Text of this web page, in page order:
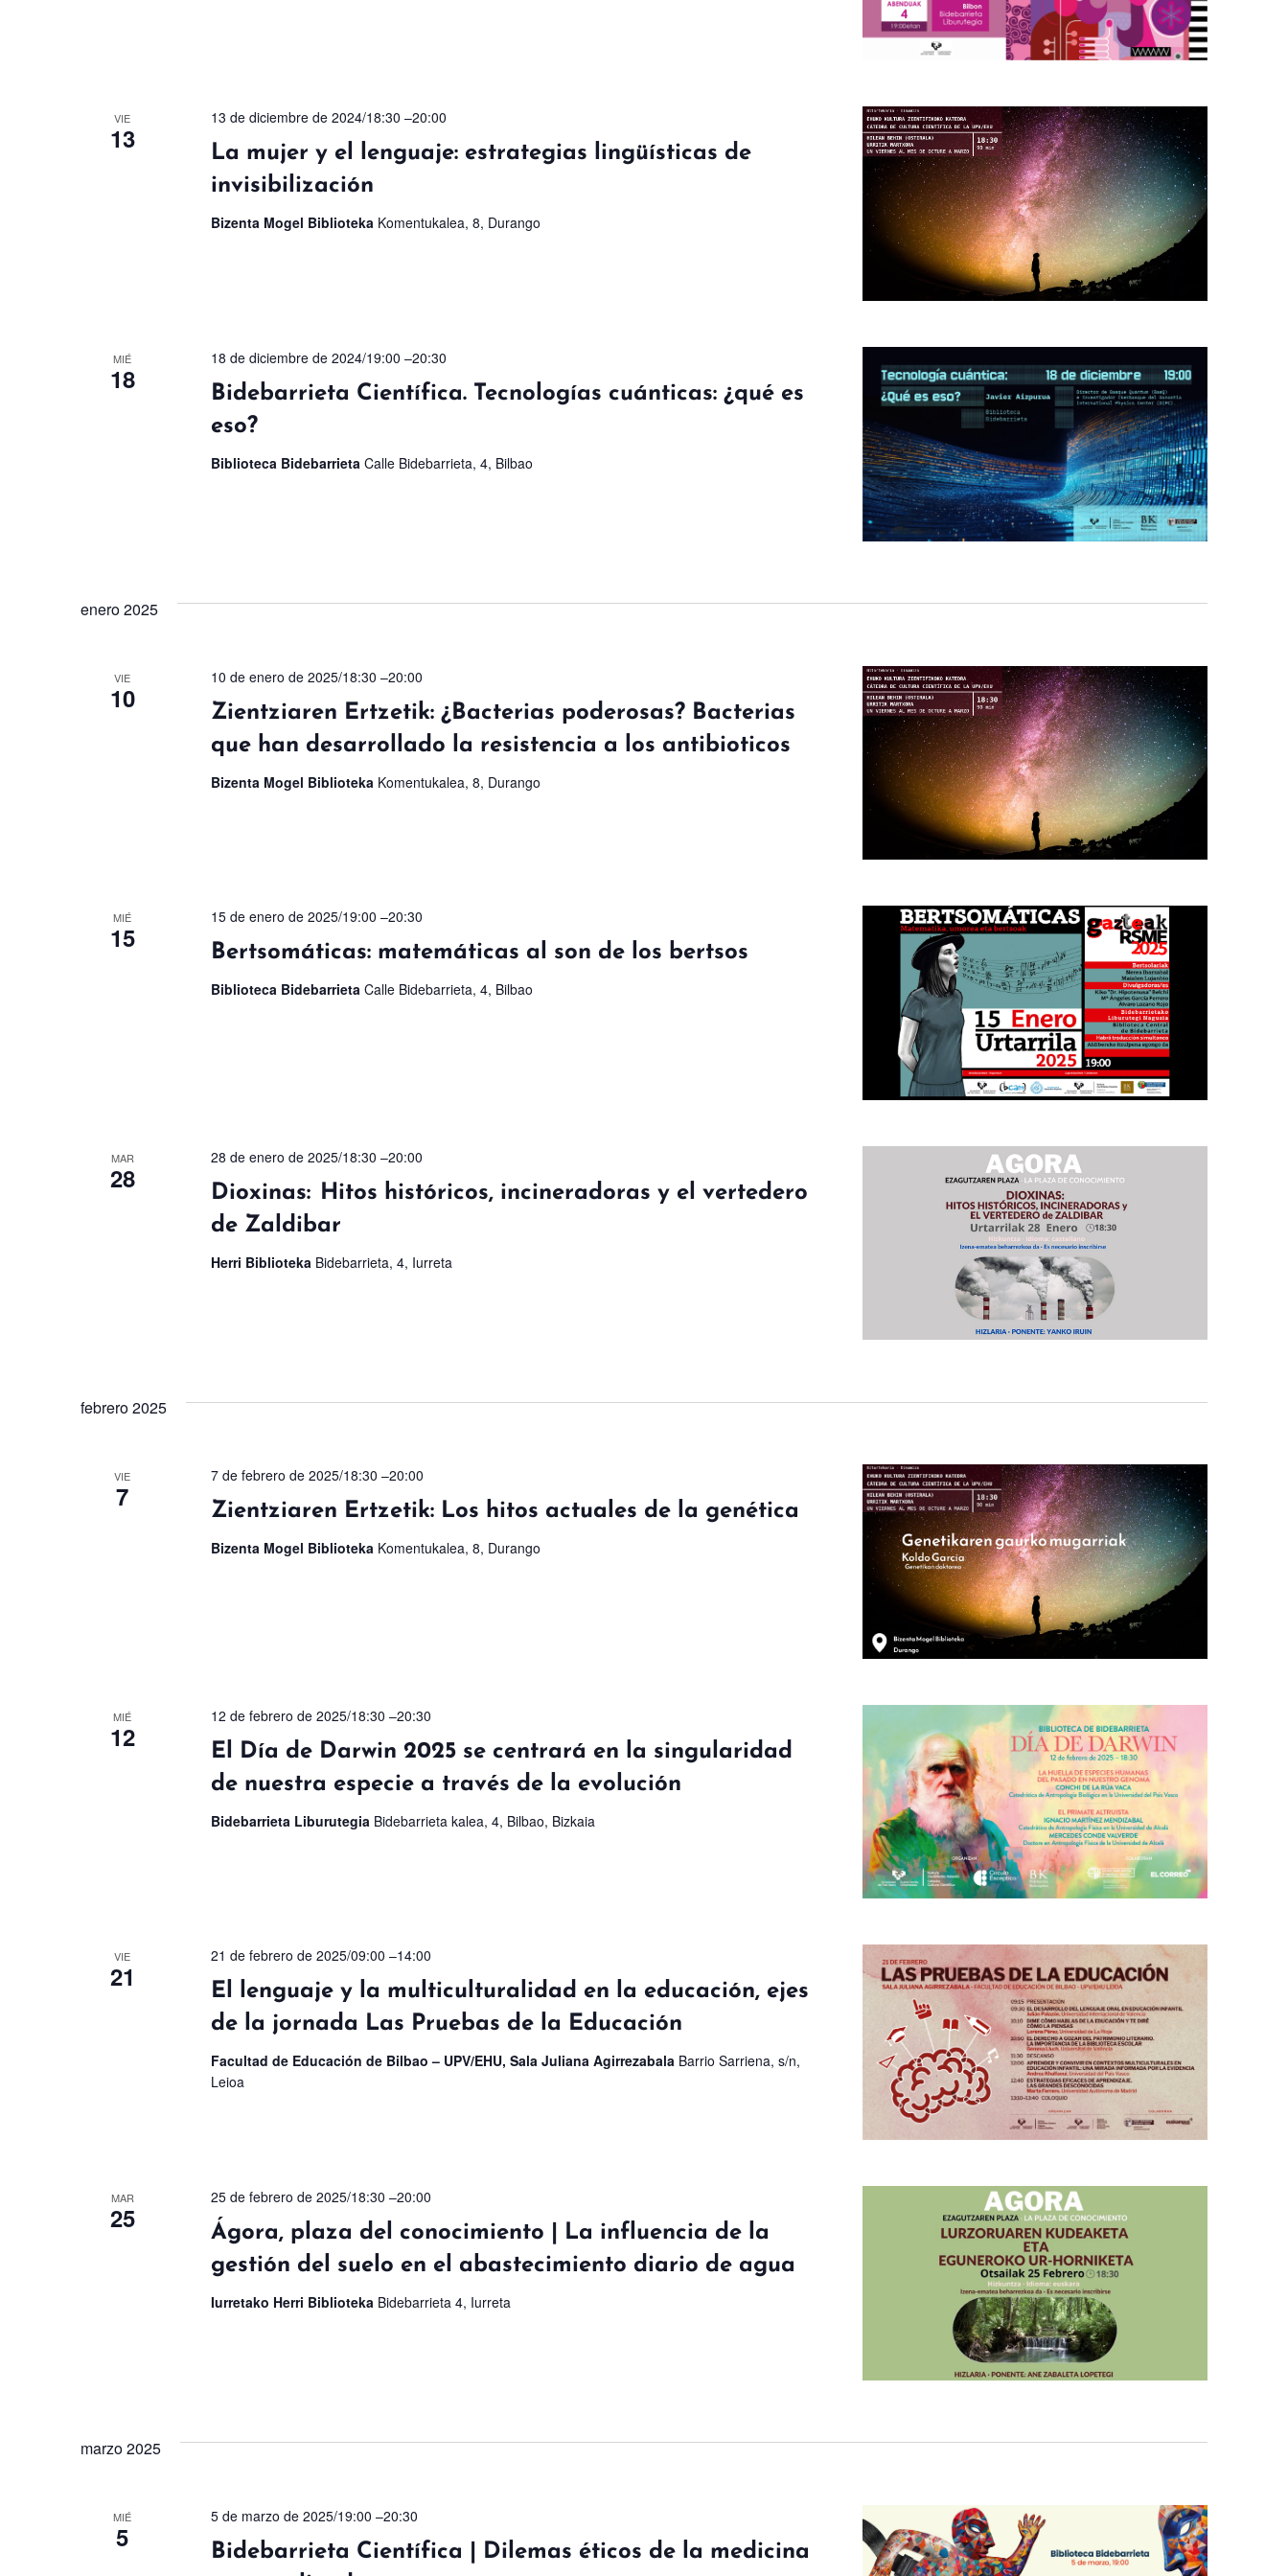
VIE
13
13 de diciembre de 2024/18:30 –20:00
La mujer y el lenguaje: estrategias lingüísticas de
invisibilización
Bizenta Mogel Biblioteka Komentukalea, 8, Durango
MIÉ
18
18 de diciembre de 2024/19:00 –20:30
Bidebarrieta Científica. Tecnologías cuánticas: ¿qué es
eso?
Biblioteca Bidebarrieta Calle Bidebarrieta, 4, Bilbao
enero 2025
VIE
10
10 de enero de 2025/18:30 –20:00
Zientziaren Ertzetik: ¿Bacterias poderosas? Bacterias
que han desarrollado la resistencia a los antibioticos
Bizenta Mogel Biblioteka Komentukalea, 8, Durango
MIÉ
15
15 de enero de 2025/19:00 –20:30
Bertsomáticas: matemáticas al son de los bertsos
Biblioteca Bidebarrieta Calle Bidebarrieta, 4, Bilbao
MAR
28
28 de enero de 2025/18:30 –20:00
Dioxinas: Hitos históricos, incineradoras y el vertedero
de Zaldibar
Herri Biblioteka Bidebarrieta, 4, Iurreta
febrero 2025
VIE
7
7 de febrero de 2025/18:30 –20:00
Zientziaren Ertzetik: Los hitos actuales de la genética
Bizenta Mogel Biblioteka Komentukalea, 8, Durango
MIÉ
12
12 de febrero de 2025/18:30 –20:30
El Día de Darwin 2025 se centrará en la singularidad
de nuestra especie a través de la evolución
Bidebarrieta Liburutegia Bidebarrieta kalea, 4, Bilbao, Bizkaia
VIE
21
21 de febrero de 2025/09:00 –14:00
El lenguaje y la multiculturalidad en la educación, ejes
de la jornada Las Pruebas de la Educación
Facultad de Educación de Bilbao – UPV/EHU, Sala Juliana Agirrezabala Barrio Sarriena, s/n,
Leioa
MAR
25
25 de febrero de 2025/18:30 –20:00
Ágora, plaza del conocimiento | La influencia de la
gestión del suelo en el abastecimiento diario de agua
Iurretako Herri Biblioteka Bidebarrieta 4, Iurreta
marzo 2025
MIÉ
5
5 de marzo de 2025/19:00 –20:30
Bidebarrieta Científica | Dilemas éticos de la medicina